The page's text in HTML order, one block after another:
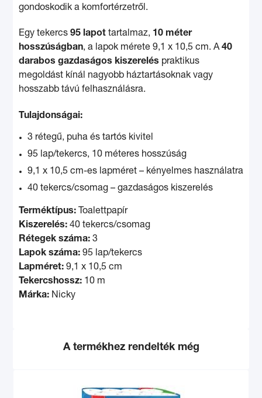
gondoskodik a komfortérzetről.
Egy tekercs 95 lapot tartalmaz, 10 méter
hosszúságban, a lapok mérete 9,1 x 10,5 cm. A40
darabos gazdaságos kiszerelés praktikus
megoldást kínál nagyobb háztartásoknak vagy
hosszabb távú felhasználásra.
Tulajdonságai:
3 rétegű, puha és tartós kivitel
95 lap/tekercs, 10 méteres hosszúság
9,1 x 10,5 cm-es lapméret – kényelmes használatra
40 tekercs/csomag – gazdaságos kiszerelés
Terméktípus: Toalettpapír
Kiszerelés: 40 tekercs/csomag
Rétegek száma: 3
Lapok száma: 95 lap/tekercs
Lapméret: 9,1 x 10,5 cm
Tekercshossz: 10 m
Márka: Nicky
A termékhez rendelték még